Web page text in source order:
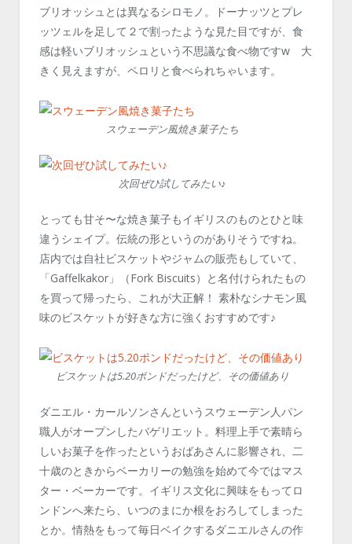
ブリオッシュとは異なるシロモノ。ドーナッツとプレ
ッツェルを足して２で割ったような見た目ですが、食
感は軽いブリオッシュという不思議な食べ物ですw 大
きく見えますが、ペロリと食べられちゃいます。
スウェーデン風焼き菓子たち
次回ぜひ試してみたい♪
とっても甘そ〜な焼き菓子もイギリスのものとひと味
違うシェイプ。伝統の形というのがありそうですね。
店内では自社ビスケットやジャムの販売もしていて、
「Gaffelkakor」（Fork Biscuits）と名付けられたもの
を買って帰ったら、これが大正解！ 素朴なシナモン風
味のビスケットが好きな方に強くおすすめです♪
ビスケットは5.20ポンドだったけど、その価値あり
ダニエル・カールソンさんというスウェーデン人パン
職人がオープンしたバゲリエット。料理上手で素晴ら
しいお菓子を作ったというおばあさんに影響され、二
十歳のときからベーカリーの勉強を始めて今ではマス
ター・ベーカーです。イギリス文化に興味をもってロ
ンドンへ来たら、いつのまにか根をおろしてしまった
とか。情熱をもって毎日ベイクするダニエルさんの作